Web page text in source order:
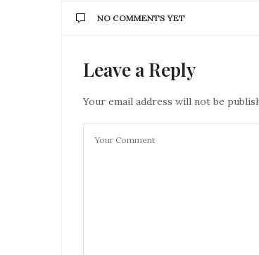
NO COMMENTS YET
Leave a Reply
Your email address will not be